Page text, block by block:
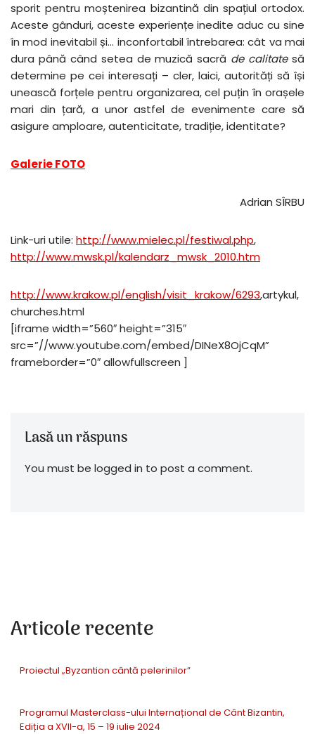
sporit pentru moștenirea bizantină din spațiul ortodox.
Aceste gânduri, aceste experiențe inedite aduc cu sine
în mod inevitabil și… inconfortabil întrebarea: cât va mai
dura până când setea de muzică sacră de calitatesă
determine pe cei interesați – cler, laici, autorități să își
unească forțele pentru organizarea, cel puțin în orașele
mari din țară, a unor astfel de evenimente care să
asigure amploare, autenticitate, tradiție, identitate?
Galerie FOTO
Adrian SÎRBU
Link-uri utile: http://www.mielec.pl/festiwal.php,
http://www.mwsk.pl/kalendarz_mwsk_2010.htm
http://www.krakow.pl/english/visit_krakow/6293,artykul,
churches.html
[iframe width=”560″ height=”315″
src=”//www.youtube.com/embed/DINeX8OjCqM”
frameborder=”0″ allowfullscreen ]
Lasă un răspuns
You must be logged in to post a comment.
Articole recente
Proiectul „Byzantion cântă pelerinilor”
Programul Masterclass-ului Internațional de Cânt Bizantin,
Ediția a XVII-a, 15 – 19 iulie 2024